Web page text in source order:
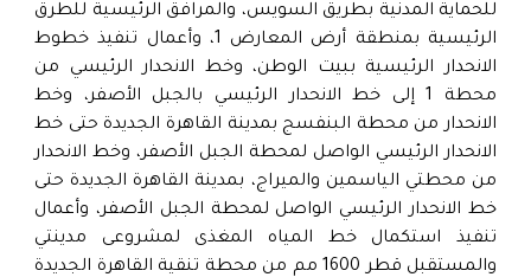
للحماية المدنية بطريق السويس، والمرافق الرئيسية للطرق
الرئيسية بمنطقة أرض المعارض 1، وأعمال تنفيذ خطوط
الانحدار الرئيسية ببيت الوطن، وخط الانحدار الرئيسي من
محطة 1 إلى خط الانحدار الرئيسي بالجبل الأصفر، وخط
الانحدار من محطة البنفسج بمدينة القاهرة الجديدة حتى خط
الانحدار الرئيسي الواصل لمحطة الجبل الأصفر، وخط الانحدار
من محطتي الياسمين والميراج، بمدينة القاهرة الجديدة حتى
خط الانحدار الرئيسي الواصل لمحطة الجبل الأصفر، وأعمال
تنفيذ استكمال خط المياه المغذى لمشروعى مدينتي
والمستقبل قطر 1600 مم من محطة تنقية القاهرة الجديدة